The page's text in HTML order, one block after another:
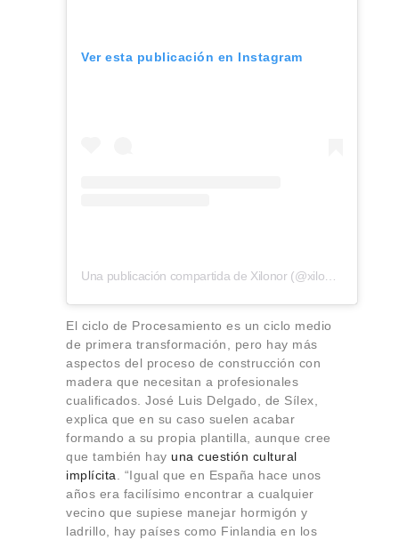
Ver esta publicación en Instagram
Una publicación compartida de Xilonor (@xilonorclt)
El ciclo de Procesamiento es un ciclo medio
de primera transformación, pero hay más
aspectos del proceso de construcción con
madera que necesitan a profesionales
cualificados. José Luis Delgado, de Sílex,
explica que en su caso suelen acabar
formando a su propia plantilla, aunque cree
que también hay una cuestión cultural
implícita. “Igual que en España hace unos
años era facilísimo encontrar a cualquier
vecino que supiese manejar hormigón y
ladrillo, hay países como Finlandia en los